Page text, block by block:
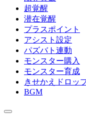
超覚醒
潜在覚醒
プラスポイント
アシスト設定
パズバト連動
モンスター購入
モンスター育成
きせかえドロッ
BGM